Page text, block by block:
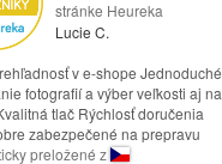
stránke Heureka
Lucie C.
v e-shope Jednoduché
fotografií a výber veľkosti aj na
tlač Rýchlosť doručenia
zabezpečené na prepravu
preložené z